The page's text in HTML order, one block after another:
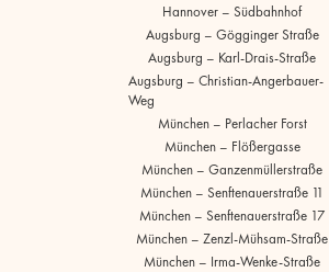
Hannover – Südbahnhof
Augsburg – Gögginger Straße
Augsburg – Karl-Drais-Straße
Augsburg – Christian-Angerbauer-
Weg
München – Perlacher Forst
München – Flößergasse
München – Ganzenmüllerstraße
München – Senftenauerstraße 11
München – Senftenauerstraße 17
München – Zenzl-Mühsam-Straße
München – Irma-Wenke-Straße